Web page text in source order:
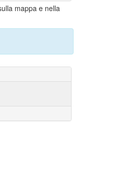
mappa e nella